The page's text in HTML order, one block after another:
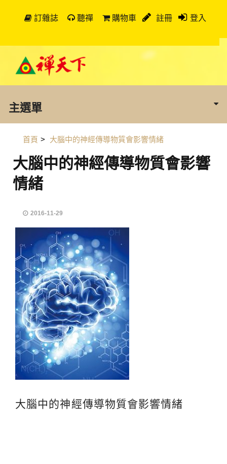
訂雜誌 聽禪 購物車 註冊 登入
主選單
首頁 > 大腦中的神經傳導物質會影響情緒
大腦中的神經傳導物質會影響
情緒
2016-11-29
大腦中的神經傳導物質會影響情緒